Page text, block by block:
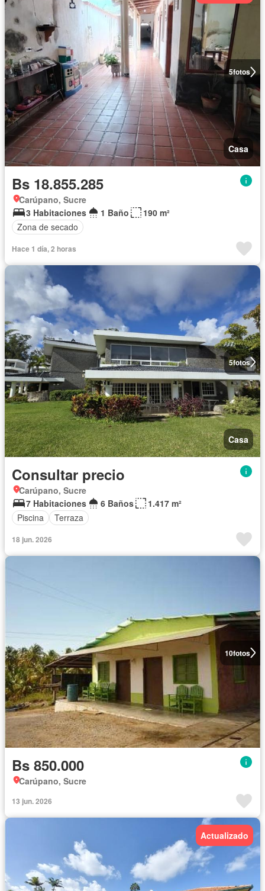
5fotos
Casa
Bs 18.855.285
Carúpano, Sucre
3 Habitaciones
1 Baño
190 m²
Zona de secado
Hace 1 día, 2 horas
5fotos
Casa
Consultar precio
Carúpano, Sucre
7 Habitaciones
6 Baños
1.417 m²
Piscina
Terraza
18 jun. 2026
10fotos
Bs 850.000
Carúpano, Sucre
13 jun. 2026
Actualizado